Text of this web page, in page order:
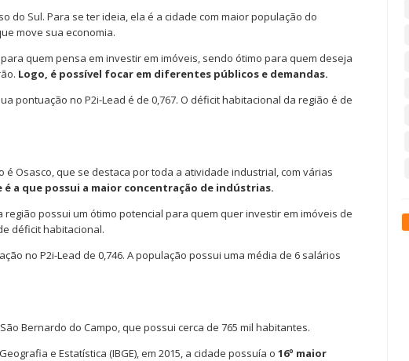
do Sul. Para se ter ideia, ela é a cidade com maior população do
move sua economia.
quem pensa em investir em imóveis, sendo ótimo para quem deseja
Logo, é possível focar em diferentes públicos e demandas.
pontuação no P2i-Lead é de 0,767. O déficit habitacional da região é de
é Osasco, que se destaca por toda a atividade industrial, com várias
a que possui a maior concentração de indústrias.
possui um ótimo potencial para quem quer investir em imóveis de
déficit habitacional.
no P2i-Lead de 0,746. A população possui uma média de 6 salários
Bernardo do Campo, que possui cerca de 765 mil habitantes.
e Estatística (IBGE), em 2015, a cidade possuía o 16º maior